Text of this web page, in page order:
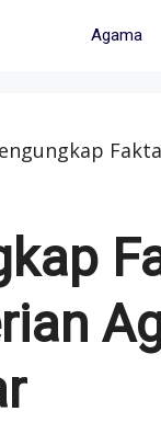
Agama